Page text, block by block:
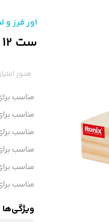
اور فرز و
ست 12 عددی تیغ اور فرز رونیکس مدل RH-5341
هنوز
مناسب
مناسب
مناسب
مناسب
مناسب
مناسب
ویژگی‌ها